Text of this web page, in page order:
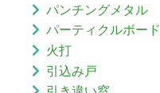
パンチングメタル
パーティクルボード
火打
引込み戸